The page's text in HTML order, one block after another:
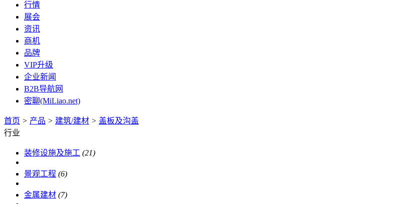
行情
展会
资讯
商机
品牌
VIP升级
企业新闻
B2B导航网
密聊(MiLiao.net)
首页 > 产品 > 建筑/建材 > 盖板及沟盖
行业
装修设施及施工 (21)
景观工程 (6)
金属建材 (7)